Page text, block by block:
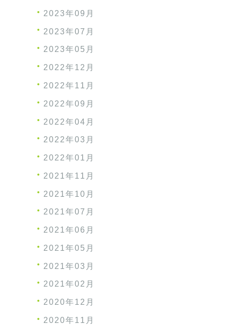
2023年09月
2023年07月
2023年05月
2022年12月
2022年11月
2022年09月
2022年04月
2022年03月
2022年01月
2021年11月
2021年10月
2021年07月
2021年06月
2021年05月
2021年03月
2021年02月
2020年12月
2020年11月